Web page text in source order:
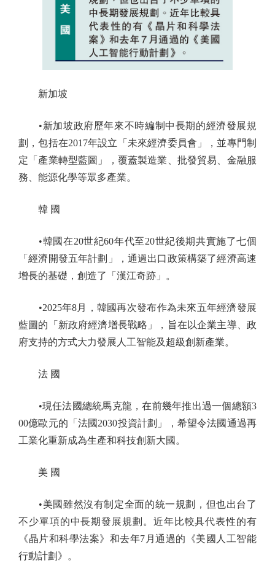
新加坡
•新加坡政府歷年來不時編制中長期的經濟發展規
劃，包括在2017年設立「未來經濟委員會」，並專門制
定「產業轉型藍圖」，覆蓋製造業、批發貿易、金融服
務、能源化學等眾多產業。
韓 國
•韓國在20世紀60年代至20世紀後期共實施了七個
「經濟開發五年計劃」，通過出口政策構築了經濟高速
增長的基礎，創造了「漢江奇跡」。
•2025年8月，韓國再次發布作為未來五年經濟發展
藍圖的「新政府經濟增長戰略」，旨在以企業主導、政
府支持的方式大力發展人工智能及超級創新產業。
法 國
•現任法國總統馬克龍，在前幾年推出過一個總額3
00億歐元的「法國2030投資計劃」，希望令法國通過再
工業化重新成為生產和科技創新大國。
美 國
•美國雖然沒有制定全面的統一規劃，但也出台了
不少單項的中長期發展規劃。近年比較具代表性的有
《晶片和科學法案》和去年7月通過的《美國人工智能
行動計劃》。